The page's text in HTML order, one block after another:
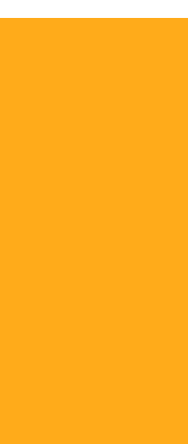
NT$185。